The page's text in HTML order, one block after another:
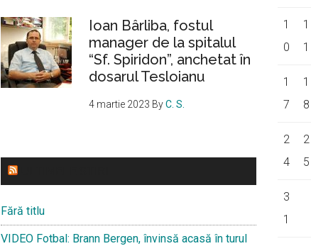
Ioan Bârliba, fostul
manager de la spitalul
“Sf. Spiridon”, anchetat în
dosarul Tesloianu
4 martie 2023 ByC. S.
Fără titlu
VIDEO Fotbal: Brann Bergen, învinsă acasă în turul
1
0
1
1
1
7
1
8
2
4
2
5
3
1